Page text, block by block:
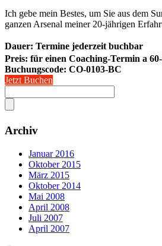
Ich gebe mein Bestes, um Sie aus dem
ganzen Arsenal meiner 20-jährigen
Dauer: Termine jederzeit buchbar
Preis: für einen Coaching-Termin a
Buchungscode: CO-0103-BC
Jetzt Buchen
Archiv
Januar 2016
Oktober 2015
März 2015
Oktober 2014
Mai 2008
April 2008
Juli 2007
April 2007